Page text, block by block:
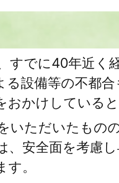
すでに40年近く
る設備等の不都
おかけしている
いただいたもの
、安全面を考慮
。